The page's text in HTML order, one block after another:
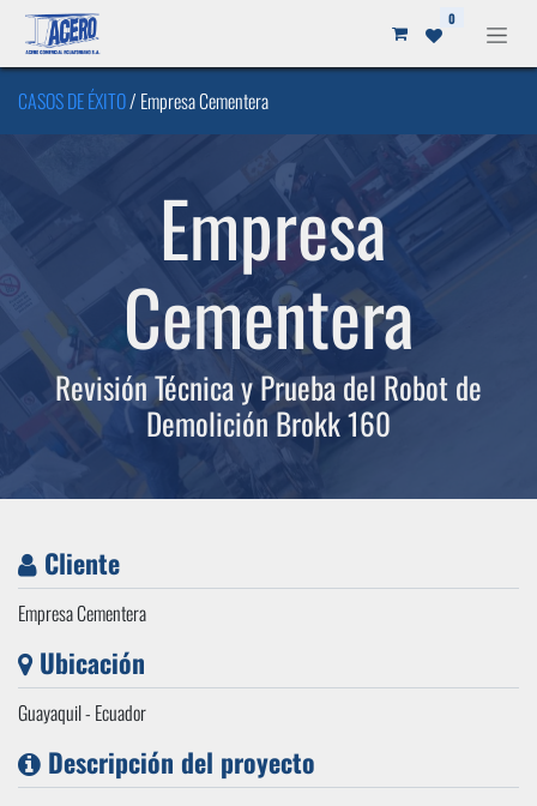
Ir al contenido 0
CASOS DE ÉXITO/ Empresa Cementera
Empresa
Cementera
Revisión Técnica y Prueba del Robot de
Demolición Brokk 160
Cliente
Empresa Cementera
Ubicación
Guayaquil - Ecuador
Descripción del proyecto